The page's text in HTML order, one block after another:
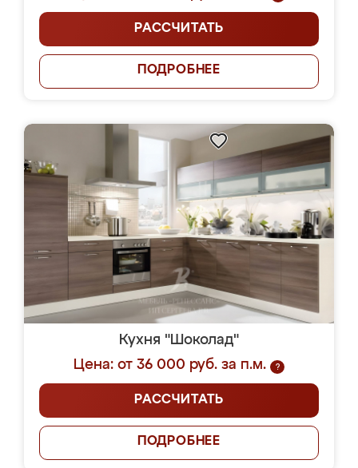
РАССЧИТАТЬ
ПОДРОБНЕЕ
Кухня "Шоколад"
Цена: от 36 000 руб. за п.м.
?
РАССЧИТАТЬ
ПОДРОБНЕЕ